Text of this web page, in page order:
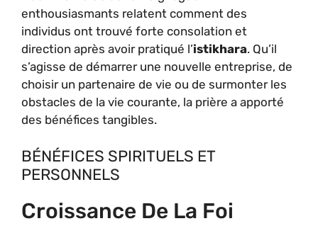
enthousiasmants relatent comment des
individus ont trouvé forte consolation et
direction après avoir pratiqué l’istikhara. Qu’il
s’agisse de démarrer une nouvelle entreprise, de
choisir un partenaire de vie ou de surmonter les
obstacles de la vie courante, la prière a apporté
des bénéfices tangibles.
BÉNÉFICES SPIRITUELS ET
PERSONNELS
Croissance De La Foi